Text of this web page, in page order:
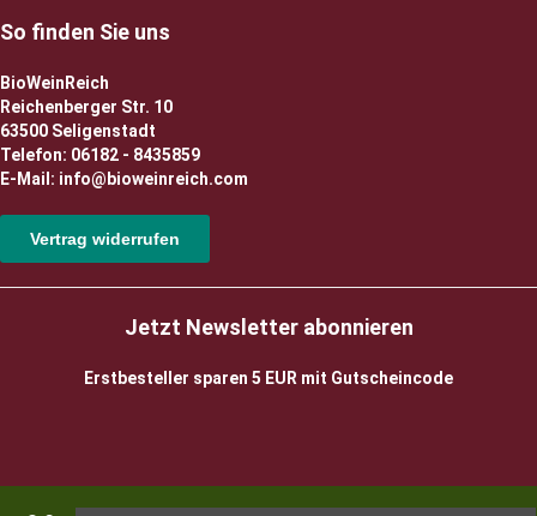
So finden Sie uns
BioWeinReich
Reichenberger Str. 10
63500 Seligenstadt
Telefon: 06182 - 8435859
E-Mail: info@bioweinreich.com
Vertrag widerrufen
Jetzt Newsletter abonnieren
Erstbesteller sparen 5 EUR mit Gutscheincode